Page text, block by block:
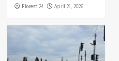
Floresti24 April 21, 2026